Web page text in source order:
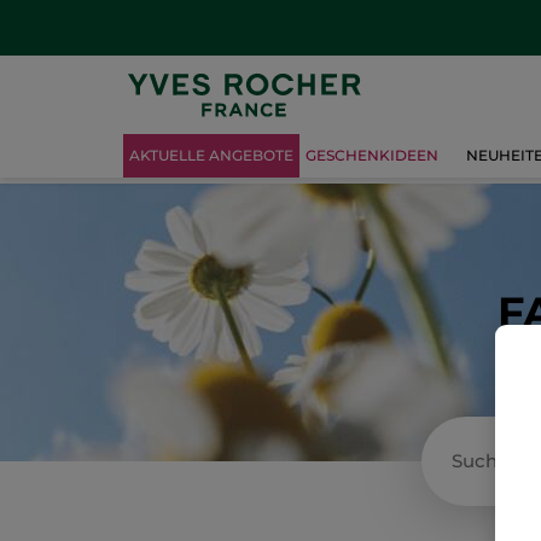
AKTUELLE ANGEBOTE GESCHENKIDEEN